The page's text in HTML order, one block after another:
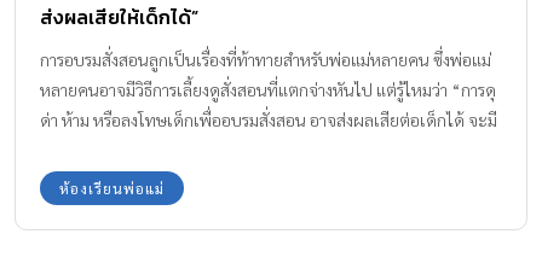
ส่งผลเสียให้เด็กได้”
การอบรมสั่งสอนลูกเป็นเรื่องที่ท้าทายสำหรับพ่อแม่หลายคน ซึ่งพ่อแม่
หลายคนอาจมีวิธีการเลี้ยงดูสั่งสอนที่แตกจ่างหันไป แต่รู้ไหมว่า “การดุ
ด่า ห้าม หรือลงโทษเด็กเพื่ออบรมสั่งสอน อาจส่งผลเสียต่อเด็กได้ จะมี
ระยะสั้น ด้านสุขภาพร่างกาย มีอาการบาดเจ็บ หรือเป็นโรคผิดปกติ
ต่างๆ เช่น ความผิดปกติเรื่องการทานอาหาร ปวดท้อง และยังขัดขวาง
ห้องเรียนพ่อแม่